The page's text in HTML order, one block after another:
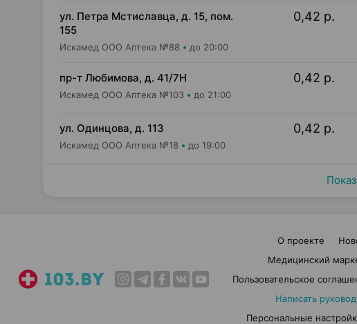
ул. Петра Мстиславца, д. 15, пом.
155
Искамед ООО Аптека №88 до 20:00
0,42 р.
пр-т Любимова, д. 41/7Н
Искамед ООО Аптека №103 до 21:00
0,42 р.
ул. Одинцова, д. 113
Искамед ООО Аптека №18 до 19:00
0,42 р.
О проекте
Медицинский
Пользовательское
Написать
Персональные